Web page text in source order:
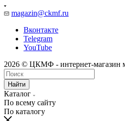
magazin@ckmf.ru
Вконтакте
Telegram
YouTube
2026 © ЦКМФ - интернет-магазин
Найти
Каталог
По всему сайту
По каталогу